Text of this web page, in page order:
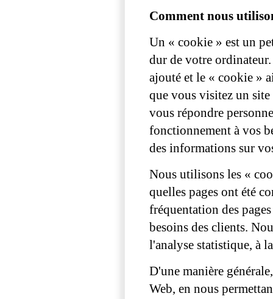
Comment nous
Un « cookie » est un
dur de votre
ajouté et le « cookie »
que vous visitez un
vous répondre
fonctionnement à vos
des informations sur
Nous utilisons les «
quelles pages ont été
fréquentation des
besoins des clients.
l'analyse statistique, à
D'une manière
Web, en nous